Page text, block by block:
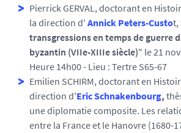
Pierrick GERVAL, doctorant en
la direction d' Annick Peters-Custot,
transgressions en temps de guerre
byzantin (VIIe-XIIIe siècle)" le 21
Heure 14h00 - Lieu : Tertre S65-67
Emilien SCHIRM, doctorant en
direction d'Eric Schnakenbourg,
une diplomatie composite. Les
entre la France et le Hanovre (1680-